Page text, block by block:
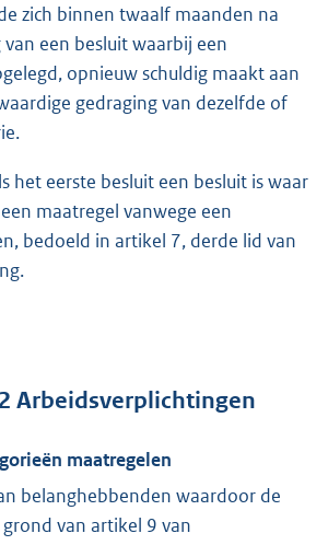
zich binnen twaalf maanden na
een besluit waarbij een
opnieuw schuldig maakt aan
gedraging van dezelfde of
het eerste besluit een besluit is waar
maatregel vanwege een
bedoeld in artikel 7, derde lid van
Arbeidsverplichtingen
maatregelen
belanghebbenden waardoor de
van artikel 9 van